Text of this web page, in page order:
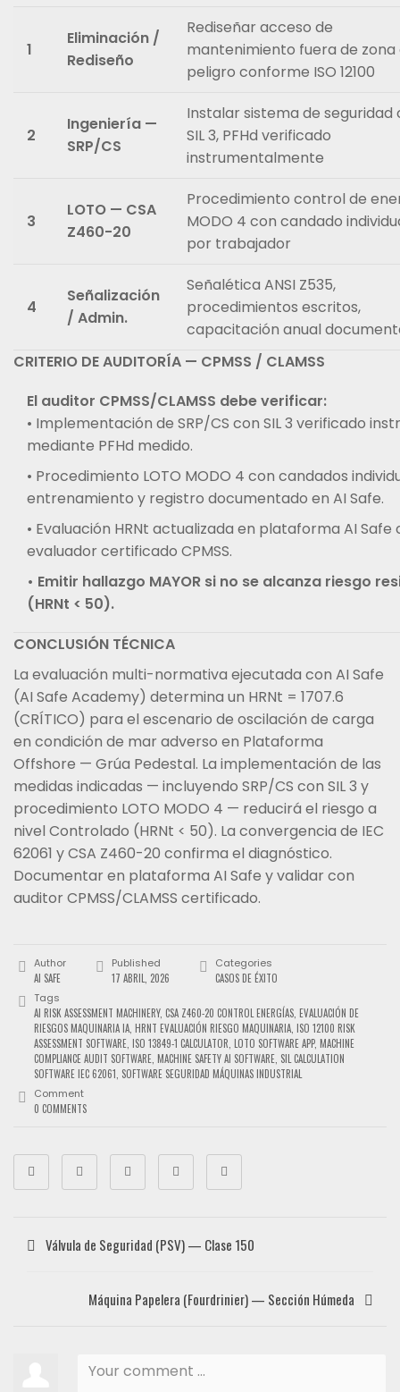
1
Eliminación /
Rediseño
Rediseñar acceso de
mantenimiento fuera de zona
peligro conforme ISO 12100
2
Ingeniería —
SRP/CS
Instalar sistema de seguridad
SIL 3, PFHd verificado
instrumentalmente
3
LOTO — CSA
Z460-20
Procedimiento control de
MODO 4 con candado
por trabajador
4
Señalización
/ Admin.
Señalética ANSI Z535,
procedimientos escritos,
capacitación anual
CRITERIO DE AUDITORÍA — CPMSS / CLAMSS
El auditor CPMSS/CLAMSS debe verificar:
• Implementación de SRP/CS con SIL 3 verificado
mediante PFHd medido.
• Procedimiento LOTO MODO 4 con candados
entrenamiento y registro documentado en AI Safe.
• Evaluación HRNt actualizada en plataforma AI
evaluador certificado CPMSS.
• Emitir hallazgo MAYOR si no se alcanza riesgo
(HRNt < 50).
CONCLUSIÓN TÉCNICA
La evaluación multi-normativa ejecutada con AI Safe
(AI Safe Academy) determina un HRNt = 1707.6
(CRÍTICO) para el escenario de oscilación de carga
en condición de mar adverso en Plataforma
Offshore — Grúa Pedestal. La implementación de las
medidas indicadas — incluyendo SRP/CS con SIL 3 y
procedimiento LOTO MODO 4 — reducirá el riesgo a
nivel Controlado (HRNt < 50). La convergencia de IEC
62061 y CSA Z460-20 confirma el diagnóstico.
Documentar en plataforma AI Safe y validar con
auditor CPMSS/CLAMSS certificado.
Author
AI SAFE
Published
17 ABRIL, 2026
Categories
CASOS DE ÉXITO
Tags
AI RISK ASSESSMENT MACHINERY, CSA Z460-20 CONTROL ENERGÍAS EVALUACIÓN DE
RIESGOS MAQUINARIA IA HRNT EVALUACIÓN RIESGO MAQUINARIA ISO 12100 RISK
ASSESSMENT SOFTWARE ISO 13849-1 CALCULATOR LOTO SOFTWARE APP, MACHINE
COMPLIANCE AUDIT SOFTWARE MACHINE SAFETY AI SOFTWARE SIL CALCULATION
SOFTWARE IEC 62061 SOFTWARE SEGURIDAD MÁQUINAS INDUSTRIAL
Comment
0 COMMENTS
Válvula de Seguridad (PSV) — Clase 150
Máquina Papelera (Fourdrinier) — Sección Húmeda